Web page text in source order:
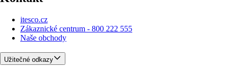
itesco.cz
Zákaznické centrum - 800 222 555
Naše obchody
Užitečné odkazy